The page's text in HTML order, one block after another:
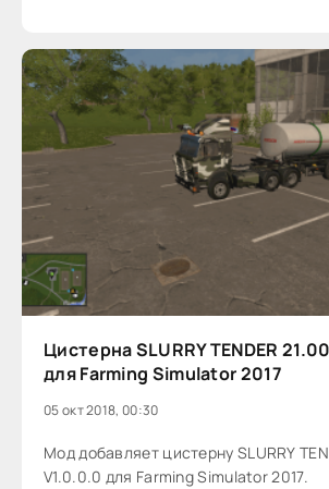
Цистерна SLURRY TENDER
для Farming Simulator 2017
05 окт 2018, 00:30
Мод добавляет цистерну SLURRY
V1.0.0.0 для Farming Simulator 2017.